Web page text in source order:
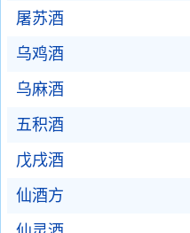
屠苏酒
乌鸡酒
乌麻酒
五积酒
戊戌酒
仙酒方